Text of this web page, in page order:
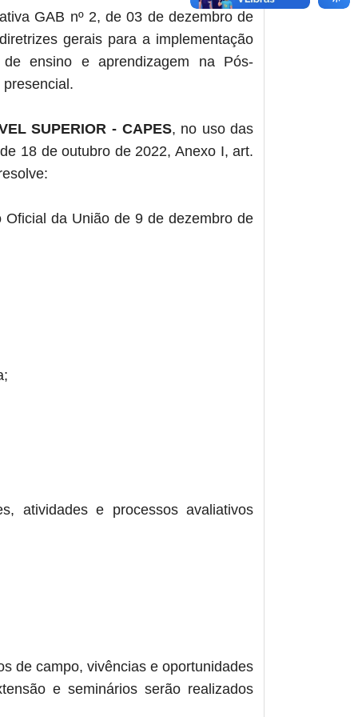
GAB nº 2, de 03 de dezembro de
gerais para a implementação
ensino e aprendizagem na Pós-
SUPERIOR - CAPES, no uso das
18 de outubro de 2022, Anexo I, art.
da União de 9 de dezembro de
atividades e processos avaliativos
de campo, vivências e oportunidades
e seminários serão realizados